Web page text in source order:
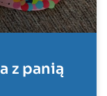
z panią